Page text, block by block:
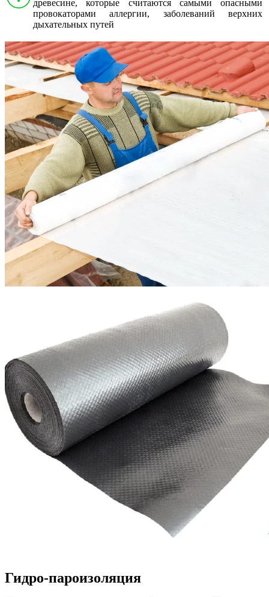
древесине, которые считаются самыми опасными
провокаторами аллергии, заболеваний верхних
дыхательных путей
Гидро-пароизоляция